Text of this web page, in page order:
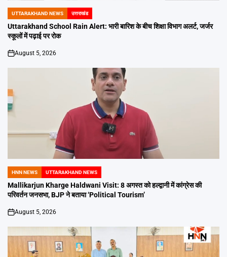
POSTED
IN
UTTARAKHAND NEWS उत्तराखंड
Uttarakhand School Rain Alert: भारी बारिश के बीच शिक्षा विभाग अलर्ट, जर्जर
स्कूलों में पढ़ाई पर रोक
on
August 5, 2026
POSTED
IN
HNN NEWS UTTARAKHAND NEWS
Mallikarjun Kharge Haldwani Visit: 8 अगस्त को हल्द्वानी में कांग्रेस की
परिवर्तन जनसभा, BJP ने बताया ‘Political Tourism’
on
August 5, 2026